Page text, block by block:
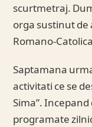
scurtmetraj.
orga sustinut de
Romano-
Saptamana
activitati ce se
Sima”.
programate